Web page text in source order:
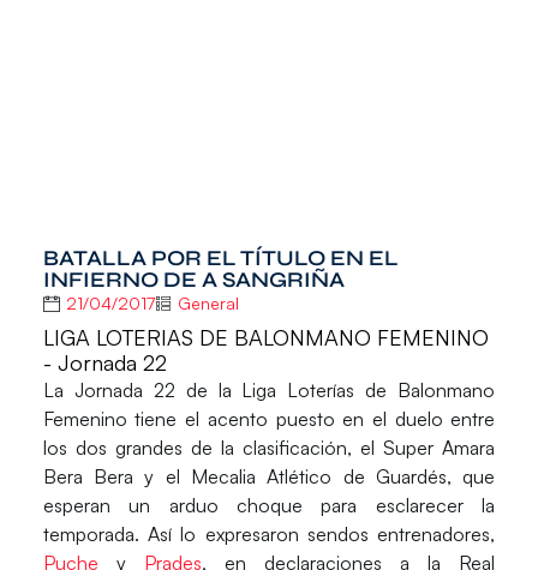
BATALLA POR EL TÍTULO EN EL
INFIERNO DE A SANGRIÑA
21/04/2017 General
LIGA LOTERIAS DE BALONMANO FEMENINO
- Jornada 22
La Jornada 22 de la Liga Loterías de Balonmano
Femenino tiene el acento puesto en el duelo entre
los dos grandes de la clasificación, elSuper Amara
Bera Bera y el Mecalia Atlético de Guardés, que
esperan un arduo choque para esclarecer la
temporada. Así lo expresaron sendos entrenadores,
Puche y Prades, en declaraciones a la Real